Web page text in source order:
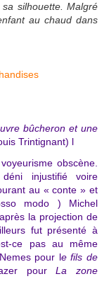
silhouette. Malgré
au chaud dans
bûcheron et une
Trintignant) l
obscène.
injustifié voire
au « conte » et
modo ) Michel
la projection de
fut présenté à
ce pas au même
pour le fils de
pourLa zone